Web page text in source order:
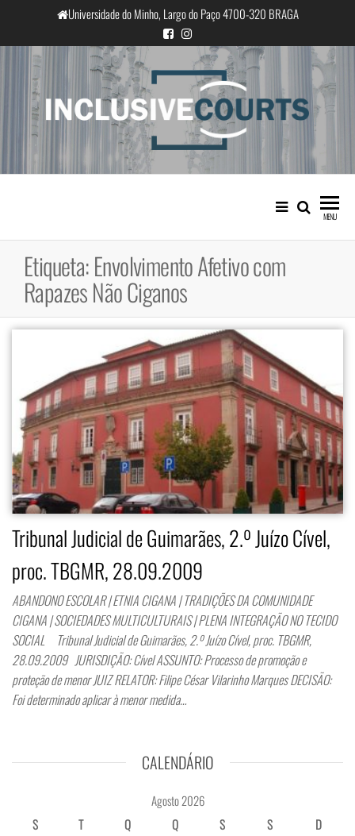
o
conteúdo
Universidade do Minho, Largo do Paço 4700-320 BRAGA
InclusiveCourts
Igualdade e diferença cultural na
prática judicial portuguesa
MENU
Etiqueta:Envolvimento Afetivo com
Rapazes Não Ciganos
Tribunal Judicial de Guimarães, 2.º Juízo Cível,
proc. TBGMR, 28.09.2009
ABANDONO ESCOLAR | ETNIA CIGANA | TRADIÇÕES DA COMUNIDADE
CIGANA | SOCIEDADES MULTICULTURAIS | PLENA INTEGRAÇÃO NO TECIDO
SOCIAL Tribunal Judicial de Guimarães, 2.º Juízo Cível, proc. TBGMR,
28.09.2009 JURISDIÇÃO: Cível ASSUNTO: Processo de promoção e
proteção de menor JUIZ RELATOR: Filipe César Vilarinho Marques DECISÃO:
Foi determinado aplicar à menor medida…
CALENDÁRIO
Agosto 2026
S
T Q Q S S
D